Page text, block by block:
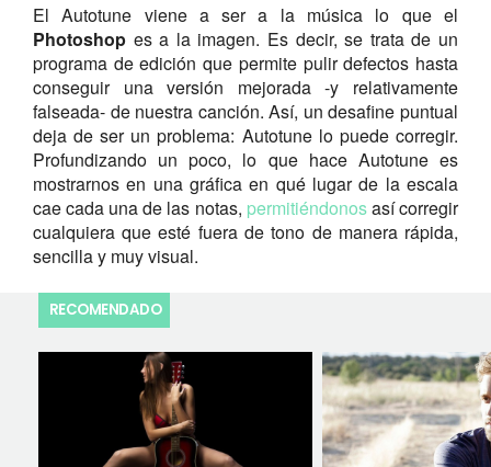
El Autotune viene a ser a la música lo que el
Photoshopes a la imagen. Es decir, se trata de un
programa de edición que permite pulir defectos hasta
conseguir una versión mejorada -y relativamente
falseada- de nuestra canción. Así, un desafine puntual
deja de ser un problema: Autotune lo puede corregir.
Profundizando un poco, lo que hace Autotune es
mostrarnos en una gráfica en qué lugar de la escala
cae cada una de las notas, permitiéndonosasí corregir
cualquiera que esté fuera de tono de manera rápida,
sencilla y muy visual.
RECOMENDADO